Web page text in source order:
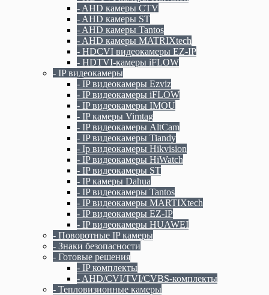
- AHD камеры CTV
- AHD камеры ST
- AHD камеры Tantos
- AHD камеры MATRIXtech
- HDCVI видеокамеры EZ-IP
- HDTVI-камеры iFLOW
- IP видеокамеры
- IP видеокамеры Ezviz
- IP видеокамеры iFLOW
- IP видеокамеры IMOU
- IP камеры Vimtag
- IP видеокамеры AltCam
- IP видеокамеры Tiandy
- Ip видеокамеры Hikvision
- IP видеокамеры HiWatch
- IP видеокамеры ST
- IP камеры Dahua
- IP видеокамеры Tantos
- IP видеокамеры MARTIXtech
- IP видеокамеры EZ-IP
- IP видеокамеры HUAWEI
- Поворотные IP камеры
- Знаки безопасности
- Готовые решения
- IP комплекты
- AHD/CVI/TVI/CVBS-комплекты
- Тепловизионные камеры